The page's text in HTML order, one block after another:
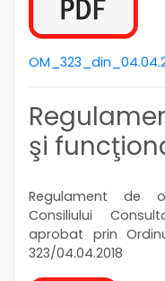
şi
Regulament de
Consiliului
aprobat prin
323/04.04.2018